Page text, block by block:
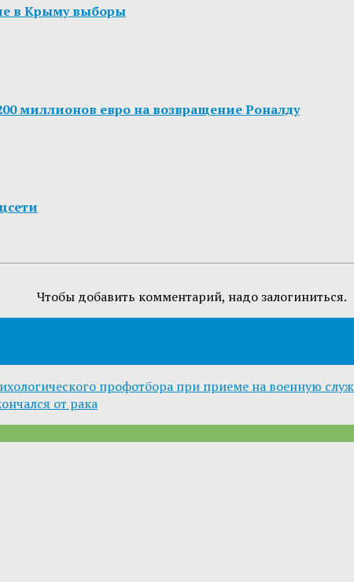
в Крыму выборы
миллионов евро на возвращение Роналду
Чтобы добавить комментарий, надо залогиниться.
профотбора при приеме на военную
от рака